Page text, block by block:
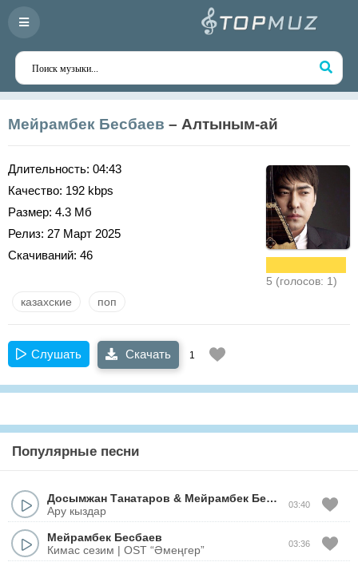
Мейрамбек Бесбаев – Алтыным-ай
Длительность: 04:43
Качество: 192 kbps
Размер: 4.3 Мб
Релиз: 27 Март 2025
Скачиваний: 46
5 (голосов: 1)
казахские поп
Слушать Скачать 1
Популярные песни
Досымжан Танатаров & Мейрамбек Бесбаев
Ару кыздар
03:40
Мейрамбек Бесбаев
Кимас сезим | OST “Әмеңгер”
03:36